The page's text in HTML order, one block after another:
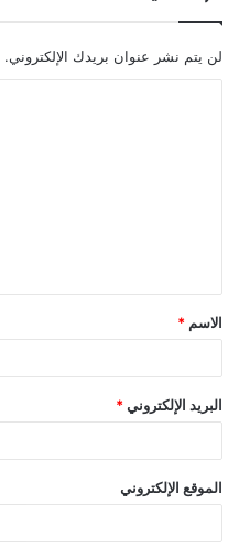
لن يتم نشر عنوان بريدك الإلكتروني.
الاسم *
البريد الإلكتروني *
الموقع الإلكتروني